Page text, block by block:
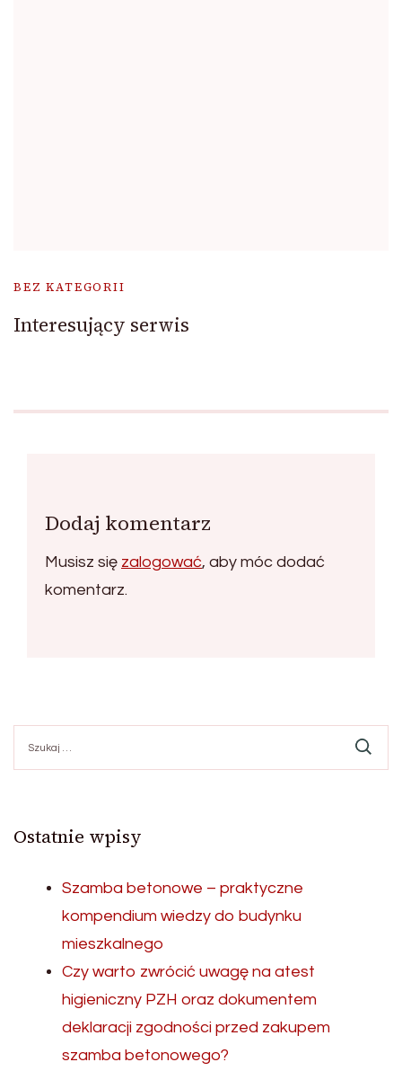
BEZ KATEGORII
Interesujący serwis
Dodaj komentarz
Musisz się zalogować, aby móc dodać
komentarz.
Ostatnie wpisy
Szamba betonowe – praktyczne
kompendium wiedzy do budynku
mieszkalnego
Czy warto zwrócić uwagę na atest
higieniczny PZH oraz dokumentem
deklaracji zgodności przed zakupem
szamba betonowego?